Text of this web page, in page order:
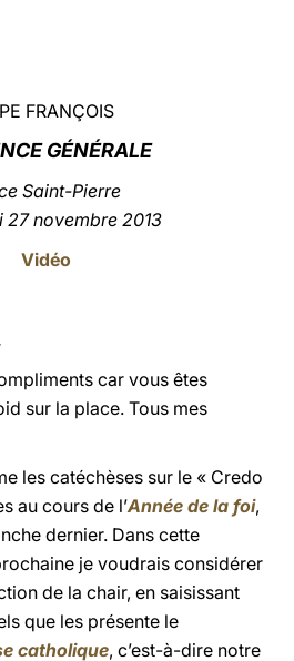
FRANÇOIS
GÉNÉRALE
Saint-Pierre
27 novembre 2013
Vidéo
car vous êtes
sur la place. Tous mes
les catéchèses sur le « Credo
au cours de l’Année de la foi,
dernier. Dans cette
je voudrais considérer
de la chair, en saisissant
que les présente le
catholique, c’est-à-dire notre